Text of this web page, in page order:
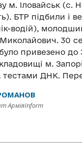
м. Іловайськ (с.
БТР підбили і
водій),
30
привезено до
м.
тестами ДНК.
АрміяInform